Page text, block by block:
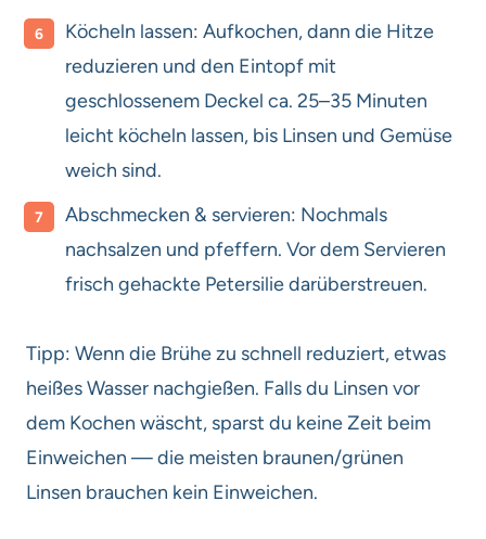
Köcheln lassen: Aufkochen, dann die Hitze
reduzieren und den Eintopf mit
geschlossenem Deckel ca. 25–35 Minuten
leicht köcheln lassen, bis Linsen und Gemüse
weich sind.
Abschmecken & servieren: Nochmals
nachsalzen und pfeffern. Vor dem Servieren
frisch gehackte Petersilie darüberstreuen.
Tipp: Wenn die Brühe zu schnell reduziert, etwas
heißes Wasser nachgießen. Falls du Linsen vor
dem Kochen wäscht, sparst du keine Zeit beim
Einweichen — die meisten braunen/grünen
Linsen brauchen kein Einweichen.